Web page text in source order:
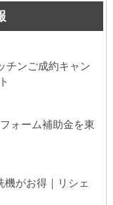
チンご成約キャン
ォーム補助金を東
がお得｜リシェ